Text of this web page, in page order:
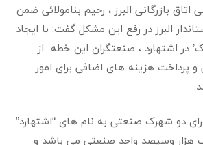
بازرگانی البرز ، رحیم بنامولائی ضمن
البرز در رفع این مشکل گفت: با ایجاد
در اشتهارد ، صنعتگران این خطه از
و پرداخت هزینه های اضافی برای امور
دو شهرک صنعتی به نام های “اشتهارد”
هزار وسیصد واحد صنعتی می باشد و